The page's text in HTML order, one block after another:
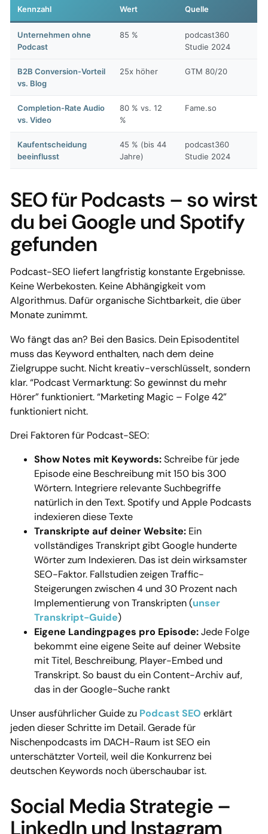
Kennzahl Wert Quelle
Unternehmen ohne
Podcast
85 %
podcast360
Studie 2024
B2B Conversion-Vorteil
vs. Blog
25x höher GTM 80/20
Completion-Rate Audio
vs. Video
80 % vs. 12
%
Fame.so
Kaufentscheidung
beeinflusst
45 % (bis 44
Jahre)
podcast360
Studie 2024
SEO für Podcasts – so wirst
du bei Google und Spotify
gefunden
Podcast-SEO liefert langfristig konstante Ergebnisse.
Keine Werbekosten. Keine Abhängigkeit vom
Algorithmus. Dafür organische Sichtbarkeit, die über
Monate zunimmt.
Wo fängt das an? Bei den Basics. Dein Episodentitel
muss das Keyword enthalten, nach dem deine
Zielgruppe sucht. Nicht kreativ-verschlüsselt, sondern
klar. “Podcast Vermarktung: So gewinnst du mehr
Hörer” funktioniert. “Marketing Magic – Folge 42”
funktioniert nicht.
Drei Faktoren für Podcast-SEO:
Show Notes mit Keywords:Schreibe für jede
Episode eine Beschreibung mit 150 bis 300
Wörtern. Integriere relevante Suchbegriffe
natürlich in den Text. Spotify und Apple Podcasts
indexieren diese Texte
Transkripte auf deiner Website: Ein
vollständiges Transkript gibt Google hunderte
Wörter zum Indexieren. Das ist dein wirksamster
SEO-Faktor. Fallstudien zeigen Traffic-
Steigerungen zwischen 4 und 30 Prozent nach
Implementierung von Transkripten (unser
Transkript-Guide)
Eigene Landingpages pro Episode:Jede Folge
bekommt eine eigene Seite auf deiner Website
mit Titel, Beschreibung, Player-Embed und
Transkript. So baust du ein Content-Archiv auf,
das in der Google-Suche rankt
Unser ausführlicher Guide zu Podcast SEO erklärt
jeden dieser Schritte im Detail. Gerade für
Nischenpodcasts im DACH-Raum ist SEO ein
unterschätzter Vorteil, weil die Konkurrenz bei
deutschen Keywords noch überschaubar ist.
Social Media Strategie –
LinkedIn und Instagram